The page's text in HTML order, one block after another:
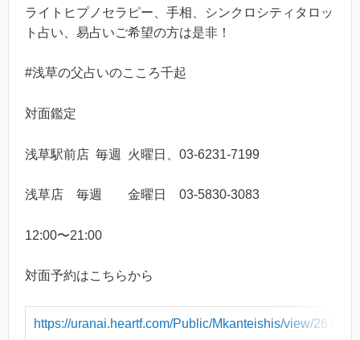
ライトヒプノセラピー、手相、シンクロシティタロッ
ト占い、易占いご希望の方は是非！
#浅草の父占いのこころ千起
対面鑑定
浅草駅前店 毎週 火曜日、 03-6231-7199
浅草店 毎週 金曜日 03-5830-3083
12:00〜21:00
対面予約はこちらから
https://uranai.heartf.com/Public/Mkanteishis/view/261/